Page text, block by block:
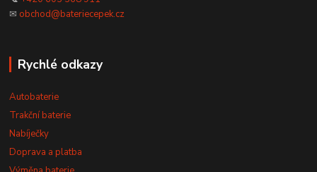
✉ obchod@bateriecepek.cz
Rychlé odkazy
Autobaterie
Trakční baterie
Nabíječky
Doprava a platba